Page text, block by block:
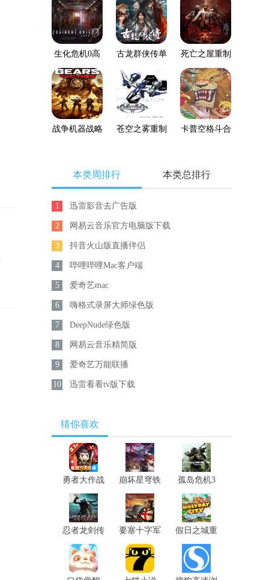
生化危机0高
清重制版
古龙群侠传单
机版下载
死亡之屋重制
版
战争机器战略
苍空之雾重制
卡普空格斗合
本类周排行 本类总排行
1 迅雷影音去广告版
2 网易云音乐官方电脑版下载
3 抖音火山版直播伴侣
4 哔哩哔哩Mac客户端
5 爱奇艺mac
6 嗨格式录屏大师绿色版
7 DeepNude绿色版
8 网易云音乐精简版
9 爱奇艺万能联播
10 迅雷看看tv版下载
猜你喜欢
勇者大作战
崩坏星穹铁
孤岛危机3
忍者龙剑传
要塞十字军
假日之城重